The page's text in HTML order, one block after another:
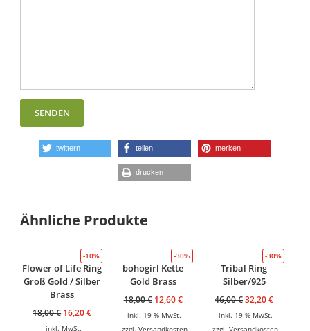
twittern teilen merken
drucken
Ähnliche Produkte
-10%
Flower of Life Ring
Groß Gold / Silber
Brass
18,00€ 16,20€
inkl. MwSt.
-30%
bohogirl Kette
Gold Brass
18,00€ 12,60€
inkl. 19 % MwSt.
zzgl. Versandkosten
-30%
Tribal Ring
Silber/925
46,00€32,20€
inkl. 19 % MwSt.
zzgl.Versandkosten